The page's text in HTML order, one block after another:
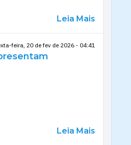
Leia Mais
feira, 20 de fev de 2026 - 04:41
Leia Mais